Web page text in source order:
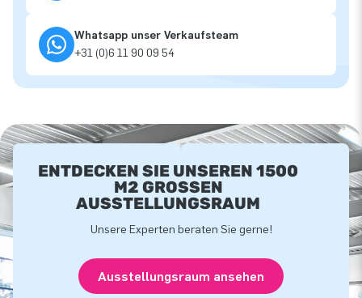
Whatsapp unser Verkaufsteam
+31 (0)6 11 90 09 54
ENTDECKEN SIE UNSEREN 1500
M2 GROSSEN A
USSTELLUNGSRAUM
Unsere Experten beraten Sie gerne!
Ausstellungsraum ansehen